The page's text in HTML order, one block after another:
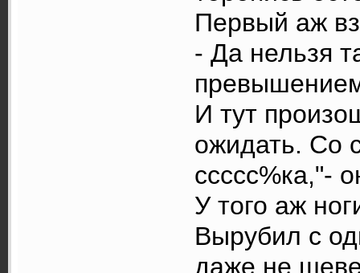
Первый аж
- Да нельзя
И тут
ожидать. Со
ссссс%ка,"-
У того аж
Вырубил с
даже не